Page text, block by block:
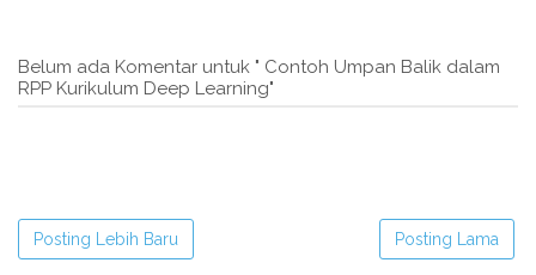
Belum ada Komentar untuk " Contoh Umpan Balik dalam
RPP Kurikulum Deep Learning"
Posting Lebih Baru Posting Lama